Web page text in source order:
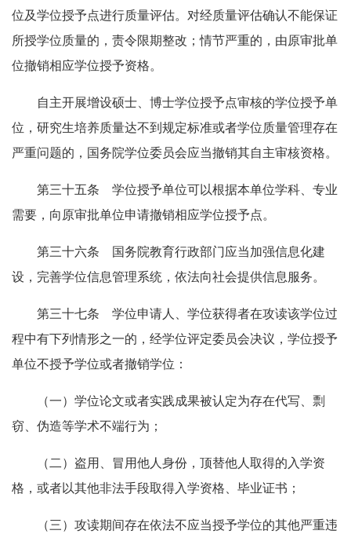
位及学位授予点进行质量评估。对经质量评估确认不能保证
所授学位质量的，责令限期整改；情节严重的，由原审批单
位撤销相应学位授予资格。
自主开展增设硕士、博士学位授予点审核的学位授予单
位，研究生培养质量达不到规定标准或者学位质量管理存在
严重问题的，国务院学位委员会应当撤销其自主审核资格。
第三十五条 学位授予单位可以根据本单位学科、专业
需要，向原审批单位申请撤销相应学位授予点。
第三十六条 国务院教育行政部门应当加强信息化建
设，完善学位信息管理系统，依法向社会提供信息服务。
第三十七条 学位申请人、学位获得者在攻读该学位过
程中有下列情形之一的，经学位评定委员会决议，学位授予
单位不授予学位或者撤销学位：
（一）学位论文或者实践成果被认定为存在代写、剽
窃、伪造等学术不端行为；
（二）盗用、冒用他人身份，顶替他人取得的入学资
格，或者以其他非法手段取得入学资格、毕业证书；
（三）攻读期间存在依法不应当授予学位的其他严重违